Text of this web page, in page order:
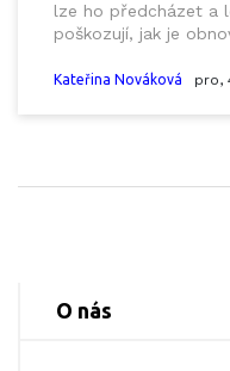
lze ho předcházet a
poškozují, jak je
Kateřina Nováková pro,
O nás